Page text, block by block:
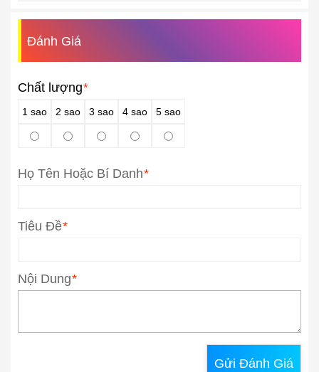
Đánh Giá
Chất lượng*
1 sao 2 sao 3 sao 4 sao 5 sao
*
Họ Tên Hoặc Bí Danh
*
Tiêu Đề
*
Nội Dung
Gửi Đánh Giá